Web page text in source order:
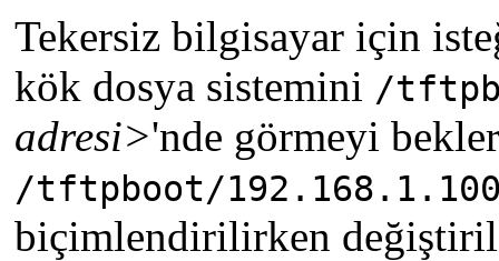
Tekersiz bilgisayar için
kök dosya sistemini /
adresi>'nde görmeyi
/tftpboot/
biçimlendirilirken